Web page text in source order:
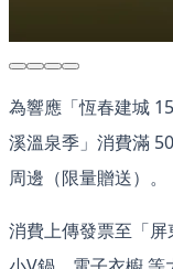
為響應「恆春建城
溪溫泉季」消費滿
周邊（限量贈送）。
消費上傳發票至「屏